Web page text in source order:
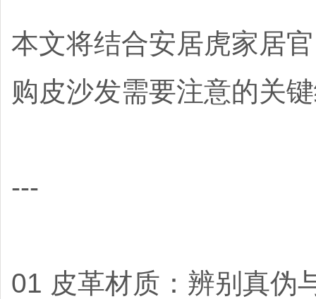
本文将结合安居虎家居
购皮沙发需要注意的关
---
01 皮革材质：辨别真伪